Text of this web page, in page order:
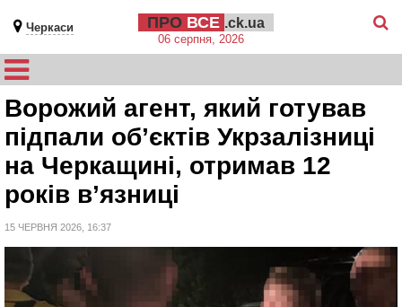
Черкаси ПРО ВСЕ .ck.ua
06 серпня, 2026
Ворожий агент, який готував
підпали об’єктів Укрзалізниці
на Черкащині, отримав 12
років в’язниці
15 ЧЕРВНЯ 2026, 16:37